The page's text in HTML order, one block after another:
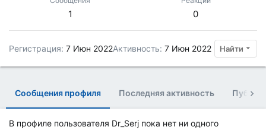
1 0
Регистрация 7 Июн 2022Активность 7 Июн 2022 Найти
Сообщения профиля Последняя активность
В профиле пользователя Dr_Serj пока нет ни одного